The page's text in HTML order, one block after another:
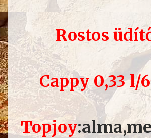
Rostos
Cappy 0,33 l/
Topjoy